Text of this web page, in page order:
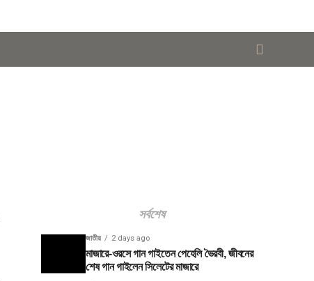
সর্বশেষ
জাতীয় 2 days ago
মাজারে-ওরসে গান গাইতেন পেহেলি ভৈরবী, জীবনের
শেষ গান গাইলেন সিলেটের মাজারে